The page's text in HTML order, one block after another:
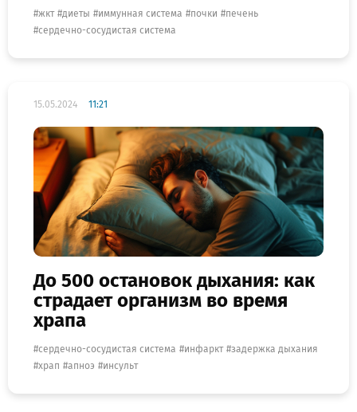
жкт диеты иммунная система почки
печень
сердечно-сосудистая система
15.05.2024 11:21
До 500 остановок дыхания: как
страдает организм во время
храпа
сердечно-сосудистая система инфаркт
задержка дыхания
храп
апноэ инсульт